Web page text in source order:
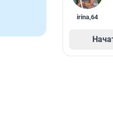
irina,64